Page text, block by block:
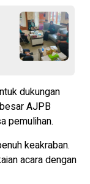
dukungan
AJPB
pemulihan.
keakraban.
acara dengan